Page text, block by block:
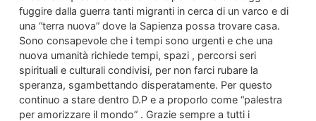
fuggire dalla guerra tanti migranti in cerca di un varco e di
una “terra nuova” dove la Sapienza possa trovare casa.
Sono consapevole che i tempi sono urgenti e che una
nuova umanità richiede tempi, spazi , percorsi seri
spirituali e culturali condivisi, per non farci rubare la
speranza, sgambettando disperatamente. Per questo
continuo a stare dentro D.P e a proporlo come “palestra
per amorizzare il mondo” . Grazie sempre a tutti i